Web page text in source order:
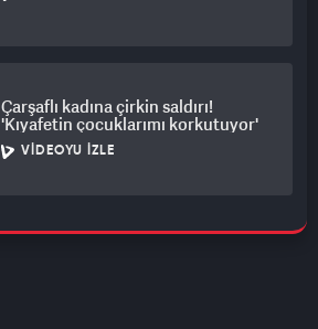
Çarşaflı kadına çirkin saldırı!
'Kıyafetin çocuklarımı korkutuyor'
VIDEOYU İZLE